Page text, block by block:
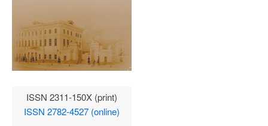
ISSN 2311-150X (print)
ISSN 2782-4527 (online)